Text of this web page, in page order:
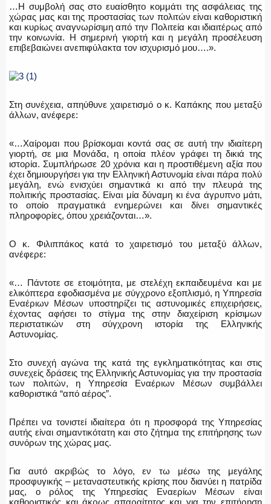
…Η συμβολή σας στο ευαίσθητο κομμάτι της ασφάλειας της
χώρας μας και της προστασίας των πολιτών είναι καθοριστική
και κυρίως αναγνωρίσιμη από την Πολιτεία και ιδιαιτέρως από
την κοινωνία. Η σημερινή γιορτή και η μεγάλη προσέλευση
επιβεβαιώνει ανεπιφύλακτα τον ισχυρισμό μου….».
Στη συνέχεια, απηύθυνε χαιρετισμό ο κ. Καπάκης που μεταξύ
άλλων, ανέφερε:
«…Χαίρομαι που βρίσκομαι κοντά σας σε αυτή την ιδιαίτερη
γιορτή, σε μια Μονάδα, η οποία πλέον γράφει τη δικιά της
ιστορία. Συμπλήρωσε 20 χρόνια και η προστιθέμενη αξία που
έχει δημιουργήσει για την Ελληνική Αστυνομία είναι πάρα πολύ
μεγάλη, ενώ ενισχύει σημαντικά κι από την πλευρά της
πολιτικής προστασίας. Είναι μία δύναμη κι ένα άγρυπνο μάτι,
το οποίο πραγματικά ενημερώνει και δίνει σημαντικές
πληροφορίες, όπου χρειάζονται…».
Ο κ. Φιλιππάκος κατά το χαιρετισμό του μεταξύ άλλων,
ανέφερε:
«… Πάντοτε σε ετοιμότητα, με στελέχη εκπαιδευμένα και με
ελικόπτερα εφοδιασμένα με σύγχρονο εξοπλισμό, η Υπηρεσία
Εναέριων Μέσων υποστηρίζει τις αστυνομικές επιχειρήσεις,
έχοντας αφήσει το στίγμα της στην διαχείριση κρίσιμων
περιστατικών στη σύγχρονη ιστορία της Ελληνικής
Αστυνομίας.
Στο συνεχή αγώνα της κατά της εγκληματικότητας και στις
συνεχείς δράσεις της Ελληνικής Αστυνομίας για την προστασία
των πολιτών, η Υπηρεσία Εναέριων Μέσων συμβάλλει
καθοριστικά “από αέρος”.
Πρέπει να τονιστεί ιδιαίτερα ότι η προσφορά της Υπηρεσίας
αυτής είναι σημαντικότατη και στο ζήτημα της επιτήρησης των
συνόρων της χώρας μας.
Για αυτό ακριβώς το λόγο, εν τω μέσω της μεγάλης
προσφυγικής – μεταναστευτικής κρίσης που διανύει η πατρίδα
μας, ο ρόλος της Υπηρεσίας Εναερίων Μέσων είναι
καθοριστικός και άκρως απαραίτητος και για την επιτήρηση